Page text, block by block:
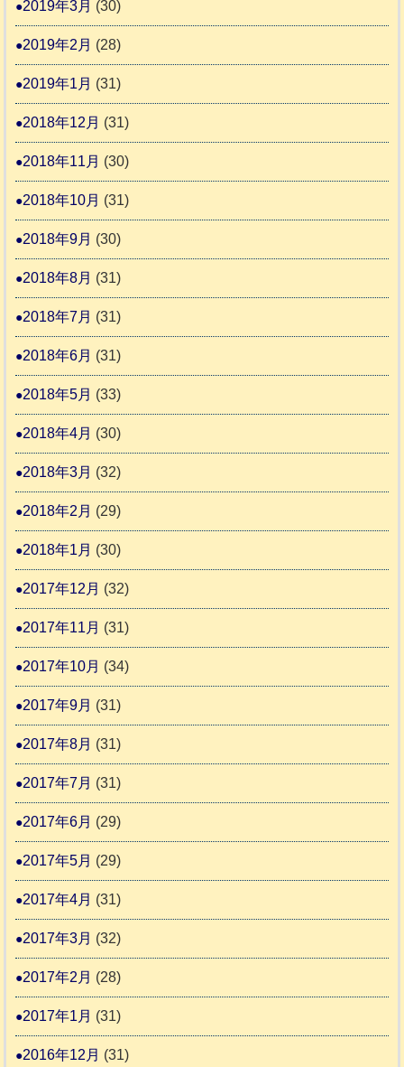
2019年3月 (30)
2019年2月 (28)
2019年1月 (31)
2018年12月 (31)
2018年11月 (30)
2018年10月 (31)
2018年9月 (30)
2018年8月 (31)
2018年7月 (31)
2018年6月 (31)
2018年5月 (33)
2018年4月 (30)
2018年3月 (32)
2018年2月 (29)
2018年1月 (30)
2017年12月 (32)
2017年11月 (31)
2017年10月 (34)
2017年9月 (31)
2017年8月 (31)
2017年7月 (31)
2017年6月 (29)
2017年5月 (29)
2017年4月 (31)
2017年3月 (32)
2017年2月 (28)
2017年1月 (31)
2016年12月 (31)